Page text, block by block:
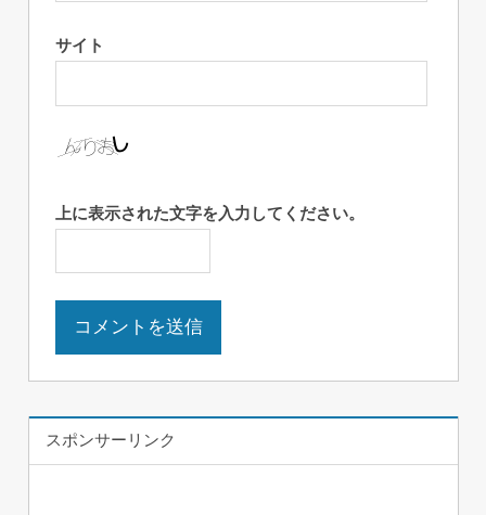
サイト
上に表示された文字を入力してください。
スポンサーリンク